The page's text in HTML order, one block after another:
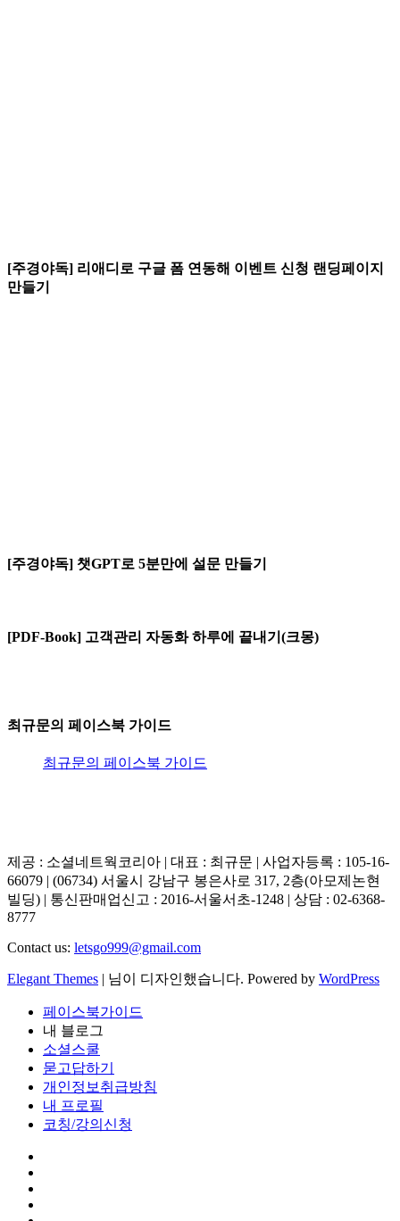
[주경야독] 리애디로 구글 폼 연동해 이벤트 신청 랜딩페이지
만들기
[주경야독] 챗GPT로 5분만에 설문 만들기
[PDF-Book] 고객관리 자동화 하루에 끝내기(크몽)
최규문의 페이스북 가이드
최규문의 페이스북 가이드
제공 : 소셜네트웍코리아 | 대표 : 최규문 | 사업자등록 : 105-16-
66079 | (06734) 서울시 강남구 봉은사로 317, 2층(아모제논현
빌딩) | 통신판매업신고 : 2016-서울서초-1248 | 상담 : 02-6368-
8777
Contact us: letsgo999@gmail.com
Elegant Themes | 님이 디자인했습니다. Powered by WordPress
페이스북가이드
내 블로그
소셜스쿨
묻고답하기
개인정보취급방침
내 프로필
코칭/강의신청